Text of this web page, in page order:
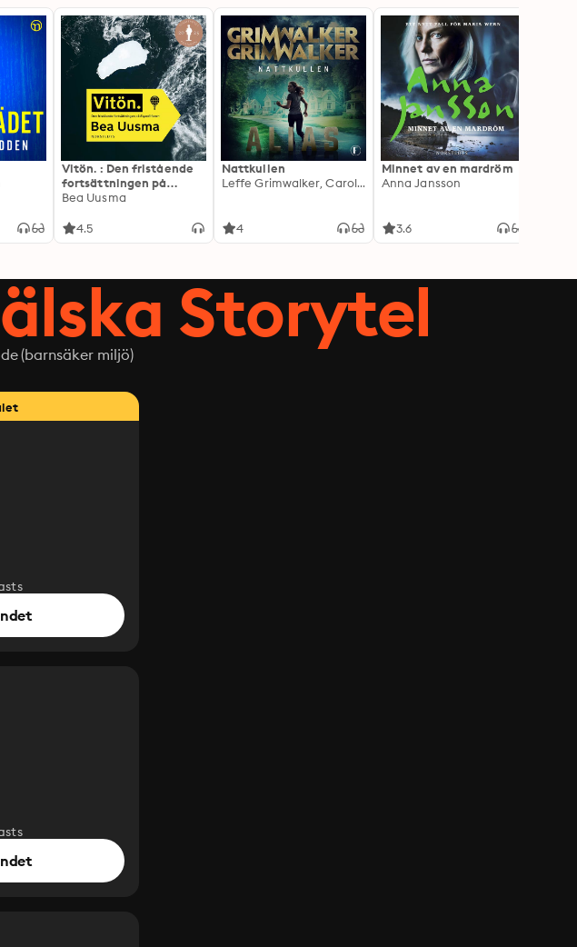
Vitön. : Den fristående
fortsättningen på
Expeditionen
Bea Uusma
4.5
Nattkullen
Leffe Grimwalker, Caroline Grimwalker
4
Minnet av en mardröm
Anna Jansson
3.6
Storytel
(barnsäker miljö)